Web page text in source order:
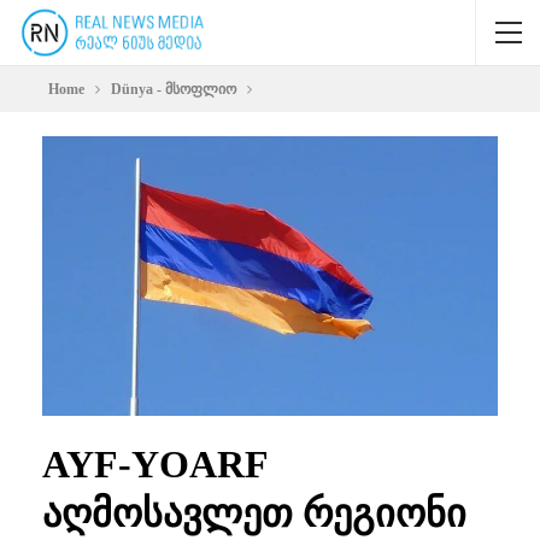
Home Dünya - მსოფლიო
AYF-YOARF
აღმოსავლეთ რეგიონი